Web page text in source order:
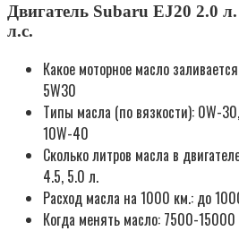
Двигатель Subaru EJ20 2.0
л.с.
Какое моторное масло
5W30
Типы масла (по вязкости): 0W-
10W-40
Сколько литров масла в
4.5, 5.0 л.
Расход масла на 1000 км.: до
Когда менять масло: 7500-15000